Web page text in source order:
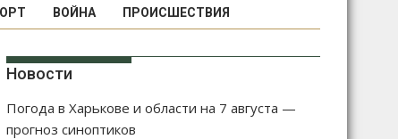
ВОЙНА ПРОИСШЕСТВИЯ
Новости
Погода в Харькове и области на 7 августа —
прогноз синоптиков